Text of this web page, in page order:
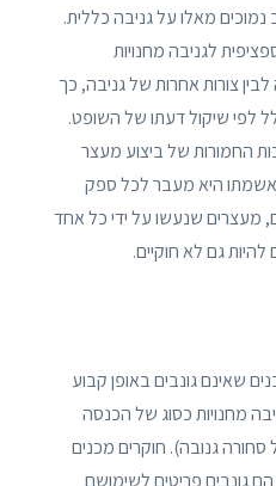
נמוכים מאלו על גניבה כללית.
לגניבה מחנויות
צורות אחרות של גניבה, כך
לפי שיקול דעתו של השופט.
החמורות של ביצוע מעצר
אשמתו היא מעבר לכל ספק
מעצרים שנעשו על ידי כל אחד
גם לא חוקיים.
שאינם גונבים באופן קבוע
מחנויות כסוג של הכנסה
גנובה). חוקרים מכנים
גונבים פריטים לשימושם